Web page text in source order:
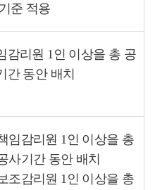
준 적용
감리원 1인 이상을 총 공
간 동안 배치
임감리원 1인 이상을 총
사기간 동안 배치
조감리원 1인 이상을 총